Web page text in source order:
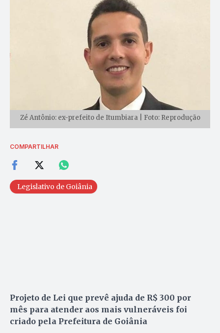
Zé Antônio: ex-prefeito de Itumbiara | Foto: Reprodução
COMPARTILHAR
Legislativo de Goiânia
Projeto de Lei que prevê ajuda de R$ 300 por
mês para atender aos mais vulneráveis foi
criado pela Prefeitura de Goiânia